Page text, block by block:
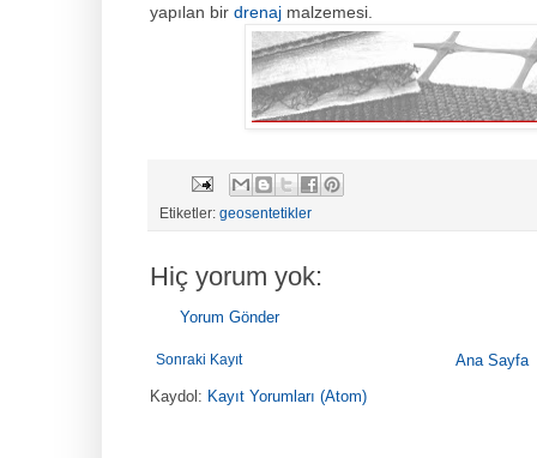
yapılan bir drenaj malzemesi.
Etiketler: geosentetikler
Hiç yorum yok:
Yorum Gönder
Sonraki Kayıt
Ana Sayfa
Kaydol: Kayıt Yorumları (Atom)